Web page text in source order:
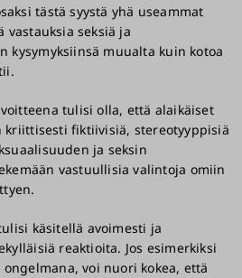
tästä syystä yhä useammat
vastauksia seksiä ja
kysymyksiinsä muualta kuin kotoa
tulisi olla, että alaikäiset
kriittisesti fiktiivisiä, stereotyyppisiä
ja seksin
vastuullisia valintoja omiin
käsitellä avoimesti ja
reaktioita. Jos esimerkiksi
voi nuori kokea, että